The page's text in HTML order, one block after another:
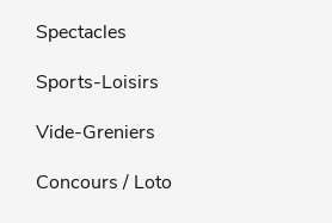
Spectacles
Sports-Loisirs
Vide-Greniers
Concours / Loto